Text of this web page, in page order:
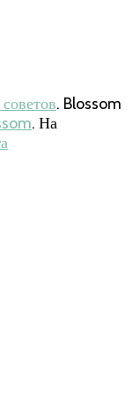
. Blossom
. На